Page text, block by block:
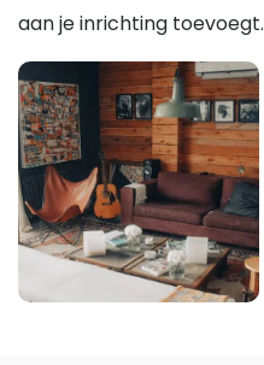
aan je inrichting toevoegt.